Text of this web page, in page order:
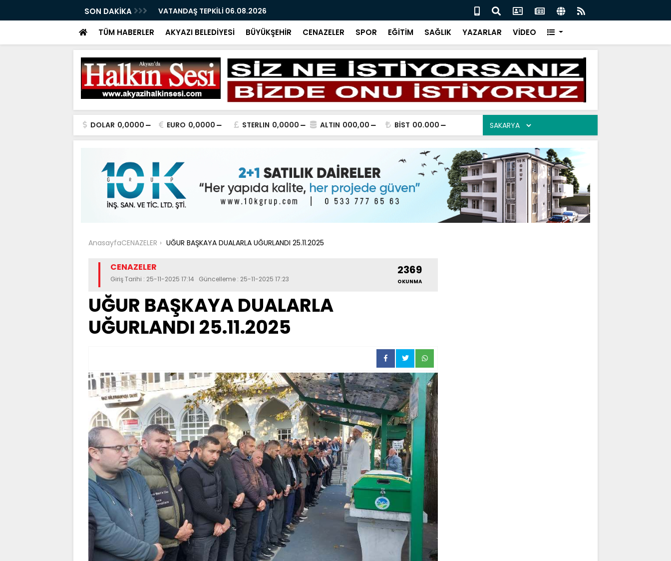
SON DAKİKA VATANDAŞ TEPKİLİ 06.08.2026 BİR SORU BİR CEVAP 06.08.2026
TÜM HABERLER AKYAZI BELEDİYESİ BÜYÜKŞEHİR CENAZELER SPOR EĞİTİM SAĞLIK YAZARLAR VİDEO
DOLAR 0,0000 EURO 0,0000 STERLIN 0,0000 ALTIN 000,00 BİST 00.000
AnasayfaCENAZELER UĞUR BAŞKAYA DUALARLA UĞURLANDI 25.11.2025
CENAZELER
Giriş Tarihi : 25-11-2025 17:14 Güncelleme : 25-11-2025 17:23
2369
OKUNMA
UĞUR BAŞKAYA DUALARLA
UĞURLANDI 25.11.2025